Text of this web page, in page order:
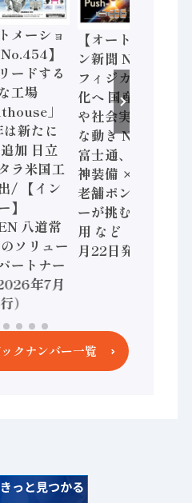
メーショ
】
ードする
工場
」
新たに
加 日立
ラ米国工
/ 【イン
】
八道常
ソリュー
ートナー
年7月
）
【オートメーショ
ン新聞 No.453】
フィジカルAI本格
化へ 国産AI開発
や社会実装に活発
な動き Noetra、
富士通、日立 / 兵
神装備 × HMS、
老舗ポンプメーカ
ーが挑むデータ活
用 など（2026年7
月22日発行）
クナンバー一覧